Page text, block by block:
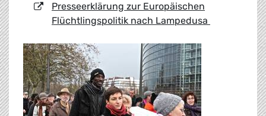
Presseerklärung zur Europäischen
Flüchtlingspolitik nach Lampedusa